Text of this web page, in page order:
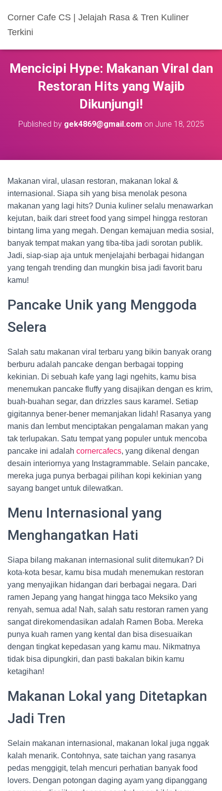
Corner Cafe CS | Jelajah Rasa & Tren Kuliner
Terkini
Mencicipi Hype: Makanan Viral dan
Restoran Hits yang Wajib
Dikunjungi!
Published by gek4869@gmail.com on June 18, 2025
Makanan viral, ulasan restoran, makanan lokal &
internasional. Siapa sih yang bisa menolak pesona
makanan yang lagi hits? Dunia kuliner selalu menawarkan
kejutan, baik dari street food yang simpel hingga restoran
bintang lima yang megah. Dengan kemajuan media sosial,
banyak tempat makan yang tiba-tiba jadi sorotan publik.
Jadi, siap-siap aja untuk menjelajahi berbagai hidangan
yang tengah trending dan mungkin bisa jadi favorit baru
kamu!
Pancake Unik yang Menggoda
Selera
Salah satu makanan viral terbaru yang bikin banyak orang
berburu adalah pancake dengan berbagai topping
kekinian. Di sebuah kafe yang lagi ngehits, kamu bisa
menemukan pancake fluffy yang disajikan dengan es krim,
buah-buahan segar, dan drizzles saus karamel. Setiap
gigitannya bener-bener memanjakan lidah! Rasanya yang
manis dan lembut menciptakan pengalaman makan yang
tak terlupakan. Satu tempat yang populer untuk mencoba
pancake ini adalah cornercafecs, yang dikenal dengan
desain interiornya yang Instagrammable. Selain pancake,
mereka juga punya berbagai pilihan kopi kekinian yang
sayang banget untuk dilewatkan.
Menu Internasional yang
Menghangatkan Hati
Siapa bilang makanan internasional sulit ditemukan? Di
kota-kota besar, kamu bisa mudah menemukan restoran
yang menyajikan hidangan dari berbagai negara. Dari
ramen Jepang yang hangat hingga taco Meksiko yang
renyah, semua ada! Nah, salah satu restoran ramen yang
sangat direkomendasikan adalah Ramen Boba. Mereka
punya kuah ramen yang kental dan bisa disesuaikan
dengan tingkat kepedasan yang kamu mau. Nikmatnya
tidak bisa dipungkiri, dan pasti bakalan bikin kamu
ketagihan!
Makanan Lokal yang Ditetapkan
Jadi Tren
Selain makanan internasional, makanan lokal juga nggak
kalah menarik. Contohnya, sate taichan yang rasanya
pedas menggigit, telah mencuri perhatian banyak food
lovers. Dengan potongan daging ayam yang dipanggang